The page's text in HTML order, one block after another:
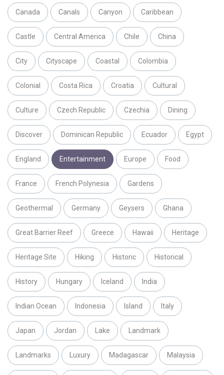
Canada Canals Canyon Caribbean
Castle Central America Chile China
City Cityscape Coastal Colombia
Colonial Costa Rica Croatia Cultural
Culture Czech Republic Czechia Dining
Discover Dominican Republic Ecuador Egypt
England Entertainment Europe Food
France French Polynesia Gardens
Geothermal Germany Geysers Ghana
Great Barrier Reef Greece Hawaii Heritage
Heritage Site Hiking Historic Historical
History Hungary Iceland India
Indian Ocean Indonesia Island Italy
Japan Jordan Lake Landmark
Landmarks Luxury Madagascar Malaysia